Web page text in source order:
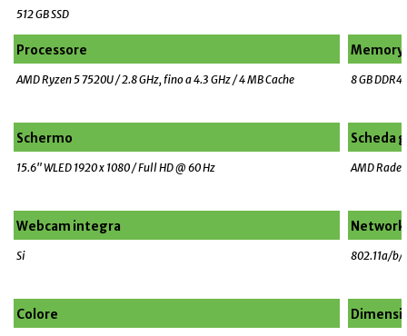
512 GB SSD
Processore Memory
AMD Ryzen 5 7520U / 2.8 GHz, fino a 4.3 GHz / 4 MB Cache 8 GB
Schermo Scheda
15.6" WLED 1920 x 1080 / Full HD @ 60 Hz AMD
Webcam integra
Si 802.11a/
Colore